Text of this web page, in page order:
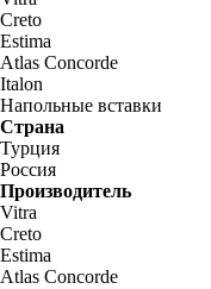
Creto
Estima
Atlas Concorde
Italon
Напольные вставки
Страна
Турция
Россия
Производитель
Vitra
Creto
Estima
Atlas Concorde